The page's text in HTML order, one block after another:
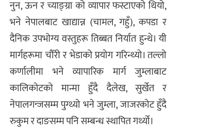
नुन, ऊन र च्याङ्ग्रा को व्यापार फस्टाएको थियो,
भने नेपालबाट खाद्यान्न (चामल, गहुँ), कपडा र
दैनिक उपभोग्य वस्तुहरू तिब्बत निर्यात हुन्थे। यी
मार्गहरूमा चौँरी र भेडाको प्रयोग गरिन्थ्यो। तल्लो
कर्णालीमा भने व्यापारिक मार्ग जुम्लाबाट
कालिकोटको मान्मा हुँदै दैलेख, सुर्खेत र
नेपालगन्जसम्म पुग्थ्यो भने जुम्ला, जाजरकोट हुँदै
रुकुम र दाङसम्म पनि सम्बन्ध स्थापित गर्थ्यो।